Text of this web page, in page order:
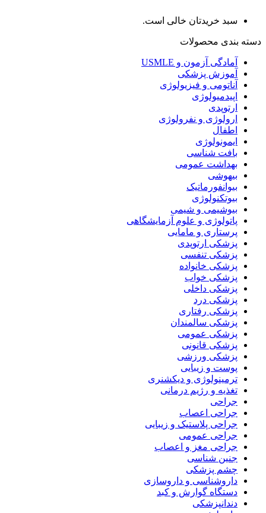
سبد خریدتان خالی است.
دسته بندی محصولات
آمادگی آزمون و USMLE
آموزش پزشکی
آناتومی و فیزیولوژی
اپیدمیولوژی
ارتوپدی
ارولوژی و نفرولوژی
اطفال
ایمونولوژی
بافت شناسی
بهداشت عمومی
بیهوشی
بیوانفورماتیک
بیوتکنولوژی
بیوشیمی و شیمی
پاتولوژی و علوم آزمایشگاهی
پرستاری و مامایی
پزشکی ارتوپدی
پزشکی تنفسی
پزشکی خانواده
پزشکی خواب
پزشکی داخلی
پزشکی درد
پزشکی رفتاری
پزشکی سالمندان
پزشکی عمومی
پزشکی قانونی
پزشکی ورزشی
پوست و زیبایی
ترمینولوژی و دیکشنری
تغذیه و رژیم درمانی
جراحی
جراحی اعصاب
جراحی پلاستیک و زیبایی
جراحی عمومی
جراحی مغز و اعصاب
جنین شناسی
چشم پزشکی
داروشناسی و داروسازی
دستگاه گوارش و کبد
دندانپزشکی